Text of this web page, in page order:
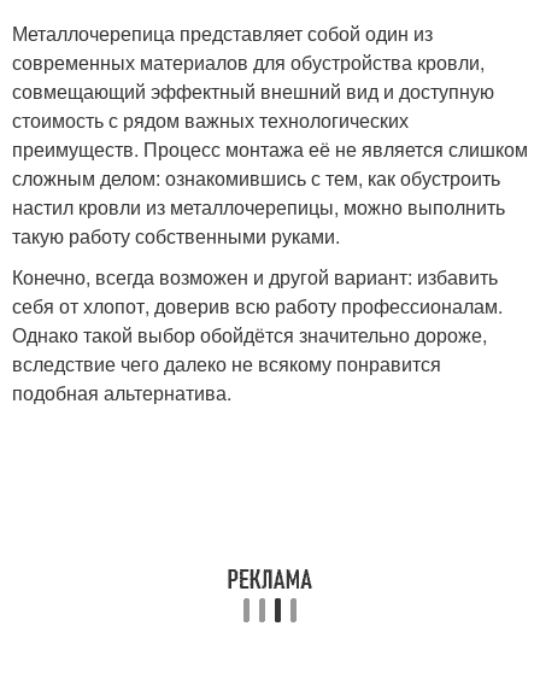
Металлочерепица представляет собой один из
современных материалов для обустройства кровли,
совмещающий эффектный внешний вид и доступную
стоимость с рядом важных технологических
преимуществ. Процесс монтажа её не является слишком
сложным делом: ознакомившись с тем, как обустроить
настил кровли из металлочерепицы, можно выполнить
такую работу собственными руками.
Конечно, всегда возможен и другой вариант: избавить
себя от хлопот, доверив всю работу профессионалам.
Однако такой выбор обойдётся значительно дороже,
вследствие чего далеко не всякому понравится
подобная альтернатива.